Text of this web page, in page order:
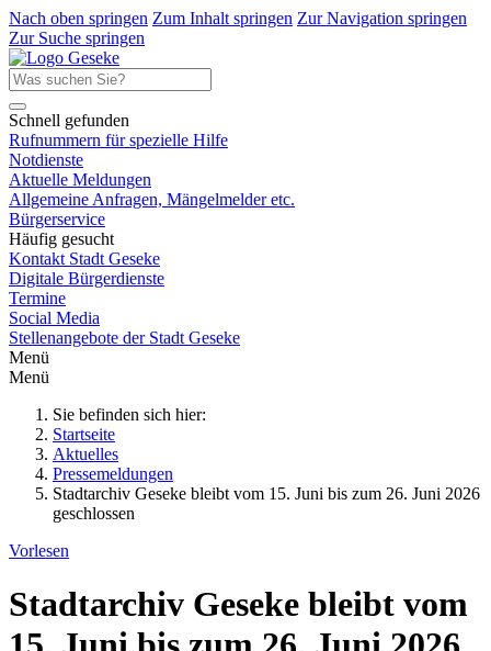
Nach oben springen Zum Inhalt springen Zur Navigation springen
Zur Suche springen
Schnell gefunden
Rufnummern für spezielle Hilfe
Notdienste
Aktuelle Meldungen
Allgemeine Anfragen, Mängelmelder etc.
Bürgerservice
Häufig gesucht
Kontakt Stadt Geseke
Digitale Bürgerdienste
Termine
Social Media
Stellenangebote der Stadt Geseke
Menü
Menü
Sie befinden sich hier:
Startseite
Aktuelles
Pressemeldungen
Stadtarchiv Geseke bleibt vom 15. Juni bis zum 26. Juni 2026
geschlossen
Vorlesen
Stadtarchiv Geseke bleibt vom